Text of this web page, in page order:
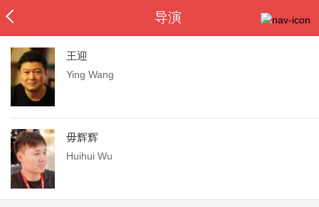
导演
王迎
Ying Wang
毋辉辉
Huihui Wu